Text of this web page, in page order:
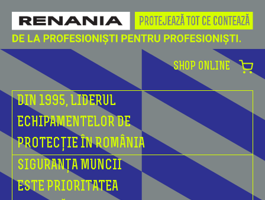
SHOP ONLINE
DIN 1995, LIDERUL
ECHIPAMENTELOR DE
PROTECȚIE ÎN ROMÂNIA
SIGURANȚA MUNCII
ESTE PRIORITATEA